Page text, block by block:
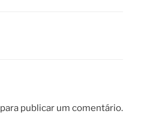
para publicar um comentário.